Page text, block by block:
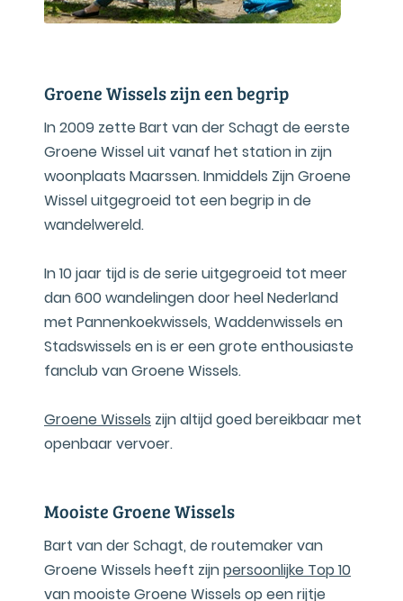
Groene Wissels zijn een begrip
In 2009 zette Bart van der Schagt de eerste
Groene Wissel uit vanaf het station in zijn
woonplaats Maarssen. Inmiddels Zijn Groene
Wissel uitgegroeid tot een begrip in de
wandelwereld.
In 10 jaar tijd is de serie uitgegroeid tot meer
dan 600 wandelingen door heel Nederland
met Pannenkoekwissels, Waddenwissels en
Stadswissels en is er een grote enthousiaste
fanclub van Groene Wissels.
Groene Wissels zijn altijd goed bereikbaar met
openbaar vervoer.
Mooiste Groene Wissels
Bart van der Schagt, de routemaker van
Groene Wissels heeft zijnpersoonlijke Top 10
van mooiste Groene Wissels op een rijtje